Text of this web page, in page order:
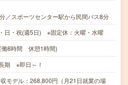
／スポーツセンター駅から民間バス8分
日・祝(週5日) ※固定休：火曜・水曜
働8時間 休憩1時間)
期 ※即日～！
モデル：268,800円（月21日就業の場